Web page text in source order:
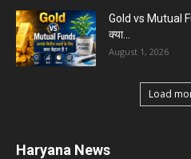
Gold vs Mutual
क्या...
August 1, 2026
Load
Haryana News